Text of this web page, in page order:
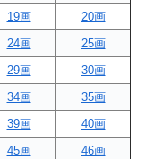
19画
20画
24画
25画
29画
30画
34画
35画
39画
40画
45画
46画